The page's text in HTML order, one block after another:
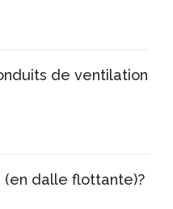
de ventilation
(en dalle flottante)?